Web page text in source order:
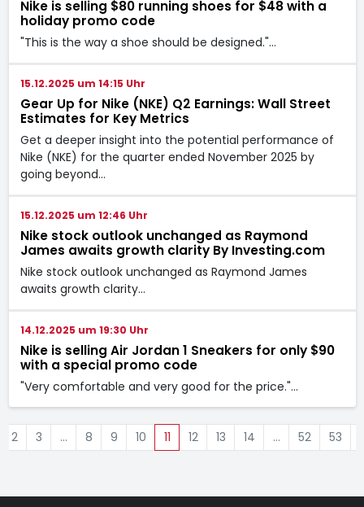
Nike is selling $80 running shoes for $48 with a
holiday promo code
"This is the way a shoe should be designed."…
15.12.2025 um 14:15 Uhr
Gear Up for Nike (NKE) Q2 Earnings: Wall Street
Estimates for Key Metrics
Get a deeper insight into the potential performance of
Nike (NKE) for the quarter ended November 2025 by
going beyond…
15.12.2025 um 12:46 Uhr
Nike stock outlook unchanged as Raymond
James awaits growth clarity By Investing.com
Nike stock outlook unchanged as Raymond James
awaits growth clarity…
14.12.2025 um 19:30 Uhr
Nike is selling Air Jordan 1 Sneakers for only $90
with a special promo code
"Very comfortable and very good for the price."…
2 3 … 8 9 10 11 12 13 14 … 52 53